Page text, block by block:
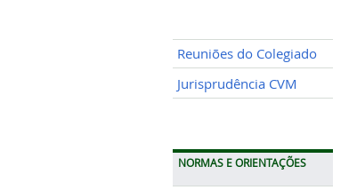
Reuniões do Colegiado
Jurisprudência CVM
NORMAS E ORIENTAÇÕES